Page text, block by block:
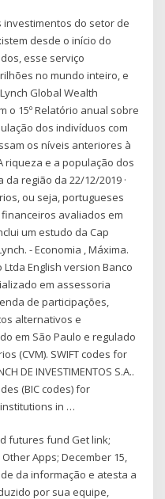
investimentos do setor de
desde o início do
esse serviço
no mundo inteiro, e
Global Wealth
o 15º Relatório anual sobre
dos indivíduos com
os níveis anteriores à
riqueza e a população dos
região da 22/12/2019 ·
ou seja, portugueses
avaliados em
um estudo da Cap
- Economia , Máxima.
English version Banco
em assessoria
de participações,
alternativos e
em São Paulo e regulado
(CVM). SWIFT codes for
DE INVESTIMENTOS S.A..
(BIC codes) for
in …
futures fund Get link;
Apps; December 15,
da informação e atesta a
por sua equipe,